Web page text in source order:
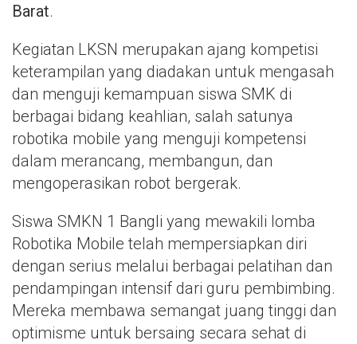
Barat.
Kegiatan LKSN merupakan ajang kompetisi
keterampilan yang diadakan untuk mengasah
dan menguji kemampuan siswa SMK di
berbagai bidang keahlian, salah satunya
robotika mobile yang menguji kompetensi
dalam merancang, membangun, dan
mengoperasikan robot bergerak.
Siswa SMKN 1 Bangli yang mewakili lomba
Robotika Mobile telah mempersiapkan diri
dengan serius melalui berbagai pelatihan dan
pendampingan intensif dari guru pembimbing.
Mereka membawa semangat juang tinggi dan
optimisme untuk bersaing secara sehat di